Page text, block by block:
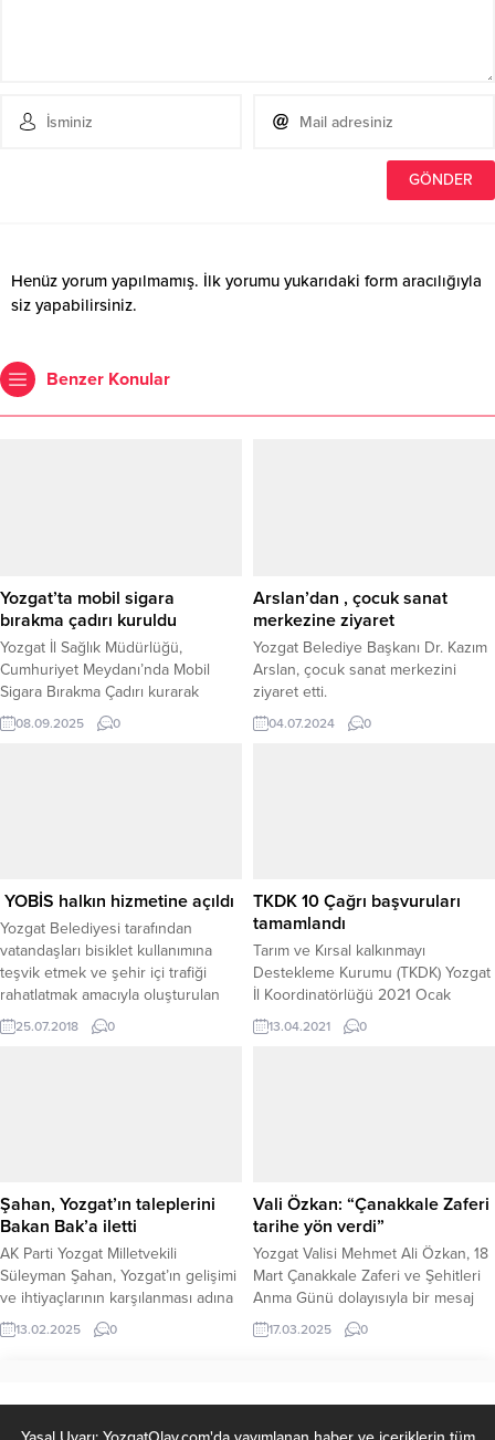
Henüz yorum yapılmamış. İlk yorumu yukarıdaki form aracılığıyla
siz yapabilirsiniz.
Benzer Konular
Yozgat’ta mobil sigara
bırakma çadırı kuruldu
Yozgat İl Sağlık Müdürlüğü,
Cumhuriyet Meydanı’nda Mobil
Sigara Bırakma Çadırı kurarak
vatandaşlara danışmanlık hizmeti
sunmaya başladı. Mobil danışmanlık
Yardımcısı Uz. Dr. Hanife...
08.09.2025 0
Arslan’dan , çocuk sanat
merkezine ziyaret
Yozgat Belediye Başkanı Dr. Kazım
Arslan, çocuk sanat merkezini
ziyaret etti.
04.07.2024 0
YOBİS halkın hizmetine açıldı
Yozgat Belediyesi tarafından
vatandaşları bisiklet kullanımına
teşvik etmek ve şehir içi trafiği
rahatlatmak amacıyla oluşturulan
Yozgat Akıllı Bisiklet Paylaşım
Sistemi (YOBİS) halkın hizmetine
25.07.2018 0
TKDK 10 Çağrı başvuruları
tamamlandı
Tarım ve Kırsal kalkınmayı
Destekleme Kurumu (TKDK) Yozgat
İl Koordinatörlüğü 2021 Ocak
ayında ilan edilen IPARD II 10.
Başvuru Çağrı Dönemini yüksek
13.04.2021 0
Şahan, Yozgat’ın taleplerini
Bakan Bak’a iletti
AK Parti Yozgat Milletvekili
Süleyman Şahan, Yozgat’ın gelişimi
ve ihtiyaçlarının karşılanması adına
yürüttüğü yoğun çalışmalar
kapsamında, Gençlik ve Spor
Şahan, Ziyarette Yozgat’ın çeşitli
alanlardaki taleplerini, Bakan Bak’a
13.02.2025 0
Vali Özkan: “Çanakkale Zaferi
tarihe yön verdi”
Yozgat Valisi Mehmet Ali Özkan, 18
Mart Çanakkale Zaferi ve Şehitleri
Anma Günü dolayısıyla bir mesaj
yayımlayarak, Çanakkale Zaferi’nin
110’uncu yılını kutladı. Vali Özkan,
Zaferi’nin, bağımsızlık
mücadelesinin simgesi haline
17.03.2025 0